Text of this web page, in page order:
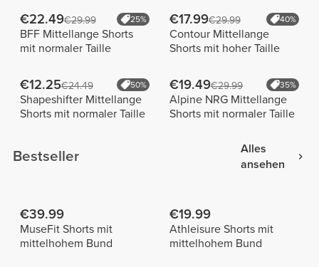
€22.49€29.99 25%
BFF Mittellange Shorts
mit normaler Taille
€17.99€29.99 40%
Contour Mittellange
Shorts mit hoher Taille
€12.25€24.49 50%
Shapeshifter Mittellange
Shorts mit normaler Taille
€19.49€29.99 35%
Alpine NRG Mittellange
Shorts mit normaler Taille
Bestseller
Alles
ansehen
€39.99
MuseFit Shorts mit
mittelhohem Bund
€19.99
Athleisure Shorts mit
mittelhohem Bund